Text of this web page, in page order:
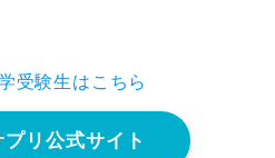
受験生はこちら
リ公式サイト